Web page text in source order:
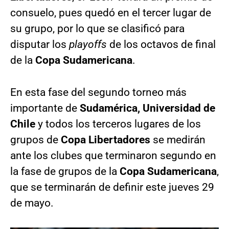
consuelo, pues quedó en el tercer lugar de
su grupo, por lo que se clasificó para
disputar los playoffs de los octavos de final
de la Copa Sudamericana.
En esta fase del segundo torneo más
importante de Sudamérica, Universidad de
Chile y todos los terceros lugares de los
grupos de Copa Libertadores se medirán
ante los clubes que terminaron segundo en
la fase de grupos de la Copa Sudamericana,
que se terminarán de definir este jueves 29
de mayo.